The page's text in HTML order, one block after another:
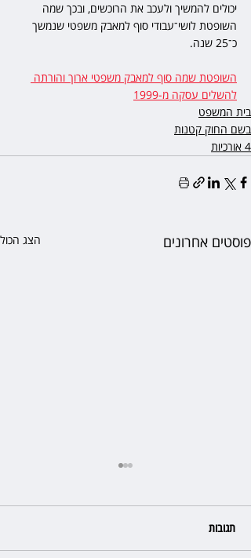
יכולים להמשיך ולעכב את הרוכשים, ובכך שמה
השופטת לושי־עבודי סוף למאבק משפטי שנמשך
כ־25 שנה.
השופטת שמה סוף למאבק משפטי ארוך והורתה
להשלים עסקה מ-1999
בית המשפט
בשם החוק קטנות
4 אורכיות
פוסטים אחרונים הצג הכול
תגובות